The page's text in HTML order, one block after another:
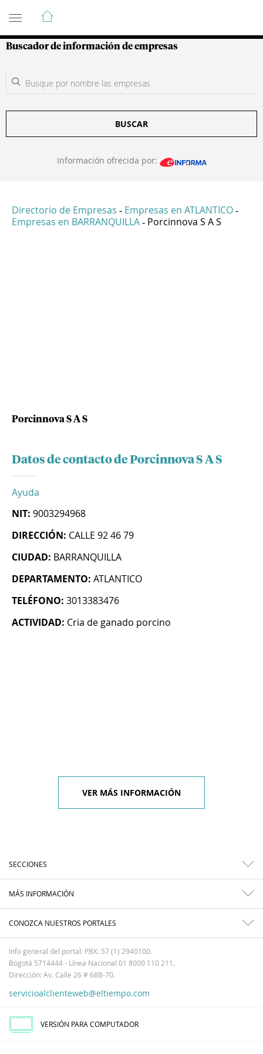
Guía de Empresas Colombianas
Buscador de información de empresas
BUSCAR
Información ofrecida por:
Directorio de Empresas - Empresas en ATLANTICO -
Empresas en BARRANQUILLA - Porcinnova S A S
Porcinnova S A S
Datos de contacto de Porcinnova S A S
Ayuda
NIT: 9003294968
DIRECCIÓN: CALLE 92 46 79
CIUDAD: BARRANQUILLA
DEPARTAMENTO: ATLANTICO
TELÉFONO: 3013383476
ACTIVIDAD: Cria de ganado porcino
VER MÁS INFORMACIÓN
SECCIONES
MÁS INFORMACIÓN
CONOZCA NUESTROS PORTALES
Info general del portal: PBX: 57 (1) 2940100.
Bogotá 5714444 - Línea Nacional 01 8000 110 211.
Dirección: Av. Calle 26 # 68B-70.
servicioalclienteweb@eltiempo.com
VERSIÓN PARA COMPUTADOR